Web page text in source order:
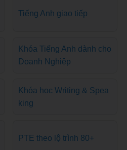
Tiếng Anh giao tiếp
Khóa Tiếng Anh dành cho
Doanh Nghiệp
Khóa học Writing & Spea
king
PTE theo lộ trình 80+